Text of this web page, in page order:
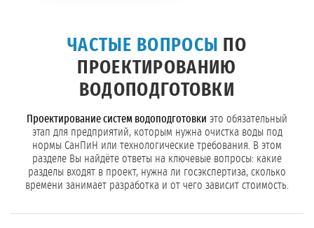
ЧАСТЫЕ ВОПРОСЫ
ПО
ПРОЕКТИРОВАНИЮ
ВОДОПОДГОТОВКИ
Проектирование систем водоподготовки это обязательный
этап для предприятий, которым нужна очистка воды под
нормы СанПиН или технологические требования. В этом
разделе Вы найдёте ответы на ключевые вопросы: какие
разделы входят в проект, нужна ли госэкспертиза, сколько
времени занимает разработка и от чего зависит стоимость.